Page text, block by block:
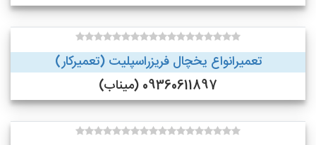
تعمیرانواع یخچال فریزراسپلیت (تعمیرکار)
09360611897 (میناب)